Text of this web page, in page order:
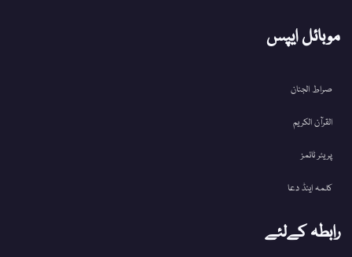
موبائل ایپس
صراط الجنان
القرآن الکریم
پریئر ٹائمز
کلمہ اینڈ دعا
رابطہ کےلئے